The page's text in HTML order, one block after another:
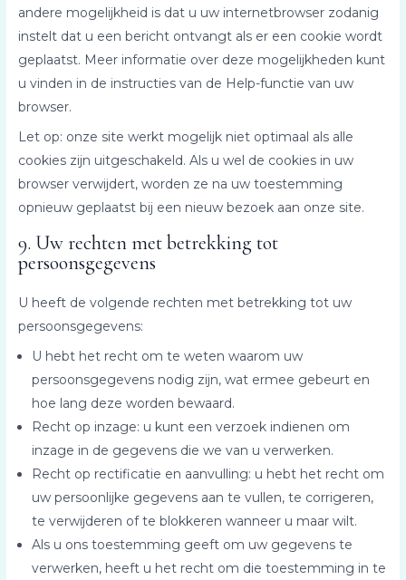
andere mogelijkheid is dat u uw internetbrowser zodanig
instelt dat u een bericht ontvangt als er een cookie wordt
geplaatst. Meer informatie over deze mogelijkheden kunt
u vinden in de instructies van de Help-functie van uw
browser.
Let op: onze site werkt mogelijk niet optimaal als alle
cookies zijn uitgeschakeld. Als u wel de cookies in uw
browser verwijdert, worden ze na uw toestemming
opnieuw geplaatst bij een nieuw bezoek aan onze site.
9. Uw rechten met betrekking tot
persoonsgegevens
U heeft de volgende rechten met betrekking tot uw
persoonsgegevens:
U hebt het recht om te weten waarom uw
persoonsgegevens nodig zijn, wat ermee gebeurt en
hoe lang deze worden bewaard.
Recht op inzage: u kunt een verzoek indienen om
inzage in de gegevens die we van u verwerken.
Recht op rectificatie en aanvulling: u hebt het recht om
uw persoonlijke gegevens aan te vullen, te corrigeren,
te verwijderen of te blokkeren wanneer u maar wilt.
Als u ons toestemming geeft om uw gegevens te
verwerken, heeft u het recht om die toestemming in te